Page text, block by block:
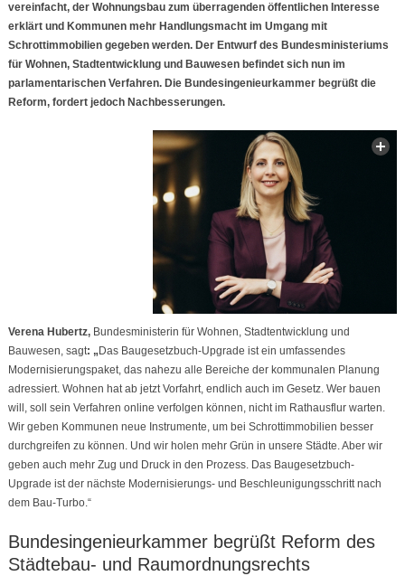
vereinfacht, der Wohnungsbau zum überragenden öffentlichen Interesse
erklärt und Kommunen mehr Handlungsmacht im Umgang mit
Schrottimmobilien gegeben werden. Der Entwurf des Bundesministeriums
für Wohnen, Stadtentwicklung und Bauwesen befindet sich nun im
parlamentarischen Verfahren. Die Bundesingenieurkammer begrüßt die
Reform, fordert jedoch Nachbesserungen.
Verena Hubertz, Bundesministerin für Wohnen, Stadtentwicklung und
Bauwesen, sagt: „ Das Baugesetzbuch-Upgrade ist ein umfassendes
Modernisierungspaket, das nahezu alle Bereiche der kommunalen Planung
adressiert. Wohnen hat ab jetzt Vorfahrt, endlich auch im Gesetz. Wer bauen
will, soll sein Verfahren online verfolgen können, nicht im Rathausflur warten.
Wir geben Kommunen neue Instrumente, um bei Schrottimmobilien besser
durchgreifen zu können. Und wir holen mehr Grün in unsere Städte. Aber wir
geben auch mehr Zug und Druck in den Prozess. Das Baugesetzbuch-
Upgrade ist der nächste Modernisierungs- und Beschleunigungsschritt nach
dem Bau-Turbo.“
Bundesingenieurkammer begrüßt Reform des
Städtebau- und Raumordnungsrechts